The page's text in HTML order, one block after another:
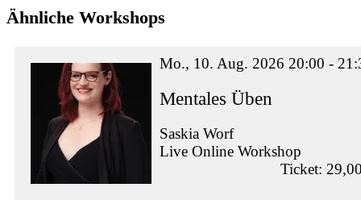
Ähnliche Workshops
Mo., 10. Aug. 2026 20:00 -
Mentales Üben
Saskia Worf
Live Online Workshop
Ticket: